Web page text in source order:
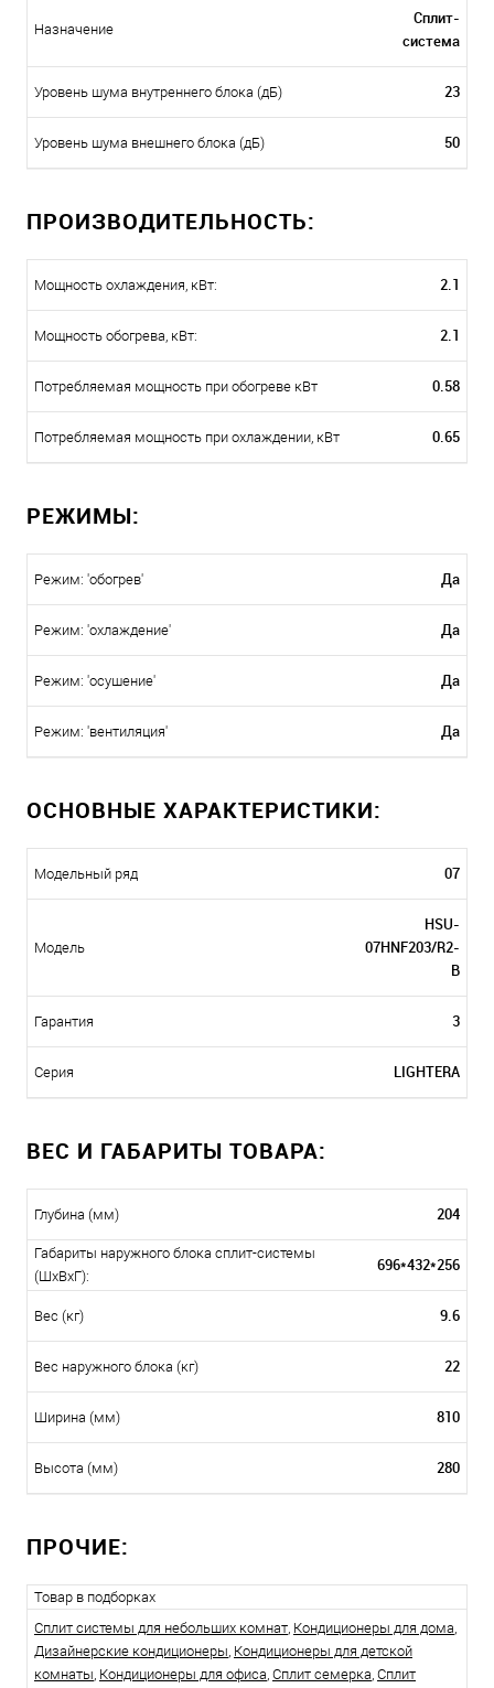
Назначение
Сплит-
система
Уровень шума внутреннего блока (дБ) 23
Уровень шума внешнего блока (дБ) 50
ПРОИЗВОДИТЕЛЬНОСТЬ:
Мощность охлаждения, кВт: 2.1
Мощность обогрева, кВт: 2.1
Потребляемая мощность при обогреве кВт 0.58
Потребляемая мощность при охлаждении, кВт 0.65
РЕЖИМЫ:
Режим: 'обогрев' Да
Режим: 'охлаждение' Да
Режим: 'осушение' Да
Режим: 'вентиляция' Да
ОСНОВНЫЕ ХАРАКТЕРИСТИКИ:
Модельный ряд 07
Модель
HSU-
07HNF203/R2-
B
Гарантия 3
Серия LIGHTERA
ВЕС И ГАБАРИТЫ ТОВАРА:
Глубина (мм) 204
Габариты наружного блока сплит-системы
(ШxВxГ):
696*432*256
Вес (кг) 9.6
Вес наружного блока (кг) 22
Ширина (мм) 810
Высота (мм) 280
ПРОЧИЕ:
Товар в подборках
Сплит системы для небольших комнат, Кондиционеры для дома,
Дизайнерские кондиционеры, Кондиционеры для детской
комнаты, Кондиционеры для офиса, Сплит семерка, Сплит